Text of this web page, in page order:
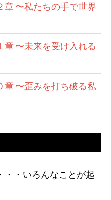
章 〜私たちの手で世界
〜未来を受け入れる
章 〜歪みを打ち破る私
・・いろんなことが起